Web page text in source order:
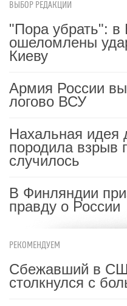
ВЫБОР РЕДАКЦИИ
"Пора убрать": в
ошеломлены
Киеву
Армия России
логово ВСУ
Нахальная идея
породила взрыв
случилось
В Финляндии
правду о России
РЕКОМЕНДУЕМ
Сбежавший в
столкнулся с